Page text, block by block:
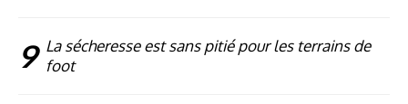
9 La sécheresse est sans pitié pour les terrains de
foot